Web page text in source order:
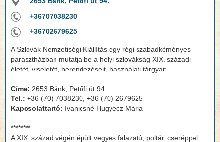
+36707038230
+36702679625
A Szlovák Nemzetiségi Kiállítás egy régi szabadkéményes
parasztházban mutatja be a helyi szlovákság XIX. századi
életét, viseletét, berendezéseit, használati tárgyait.
Címe: 2653 Bánk, Petőfi út 94.
Tel.: +36 (70) 7038230, +36 (70) 2679625
Kapcsolattartó: Ivanicsné Hugyecz Mária
********
A XIX. század végén épült vegyes falazatú, poltári cseréppel